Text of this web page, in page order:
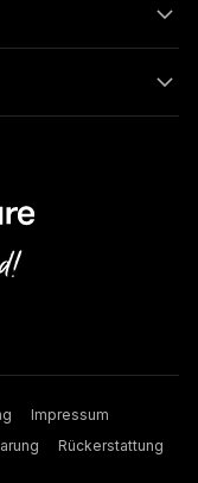
Impressum
Rückerstattung